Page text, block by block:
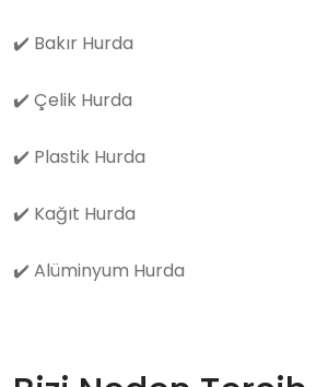
✔️ Bakır Hurda
✔️ Çelik Hurda
✔️ Plastik Hurda
✔️ Kağıt Hurda
✔️ Alüminyum Hurda